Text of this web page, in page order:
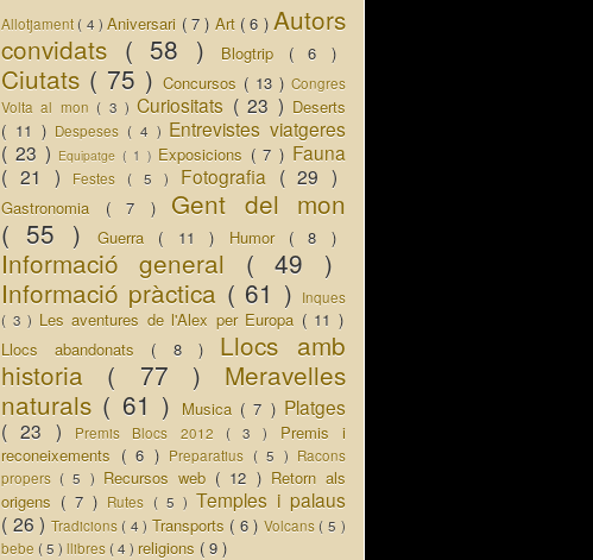
Allotjament ( 4 )Aniversari ( 7 ) Art ( 6 )Autors
convidats ( 58 ) Blogtrip ( 6 )
Ciutats ( 75 ) Concursos ( 13 ) Congres
Volta al mon ( 3 )Curiositats ( 23 ) Deserts
( 11 ) Despeses ( 4 ) Entrevistes viatgeres
( 23 ) Equipatge( 1 ) Exposicions ( 7 ) Fauna
( 21 )
Festes ( 5 ) Fotografia ( 29 )
Gastronomia ( 7 ) Gent del mon
( 55 )Guerra ( 11 ) Humor ( 8 )
Informació general ( 49 )
Informació pràctica ( 61 )
Inques
( 3 ) Les aventures de l'Alex per Europa ( 11 )
Llocs abandonats ( 8 ) Llocs amb
historia ( 77 ) Meravelles
naturals ( 61 ) Musica ( 7 ) Platges
( 23 )
Premis Blocs 2012 ( 3 ) Premis i
reconeixements ( 6 ) Preparatius ( 5 ) Racons
propers ( 5 ) Recursos web ( 12 ) Retorn als
origens ( 7 ) Rutes ( 5 ) Temples i palaus
( 26 ) Tradicions ( 4 ) Transports ( 6 ) Volcans ( 5 )
bebe ( 5 ) llibres ( 4 ) religions ( 9 )